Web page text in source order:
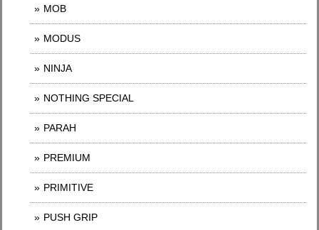
MOB
MODUS
NINJA
NOTHING SPECIAL
PARAH
PREMIUM
PRIMITIVE
PUSH GRIP